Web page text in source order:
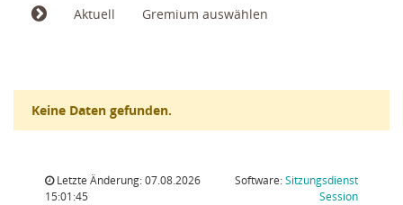
Aktuell
Gremium auswählen
Keine Daten gefunden.
Letzte Änderung: 07.08.2026
15:01:45
Software:Sitzungsdienst
Session(Wird in